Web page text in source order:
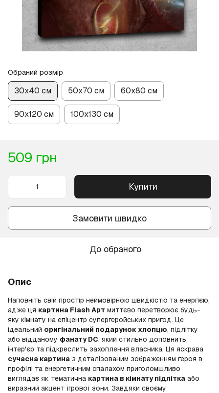
Обраний розмір
30х40 см 50х70 см 60х80 см
90х120 см 100х130 см
509 грн
Купити
Замовити швидко
До обраного
Опис
Наповніть свій простір неймовірною швидкістю та енергією,
адже ця картина Flash Арт миттєво перетворює будь-
яку кімнату на епіцентр супергеройських пригод. Це
ідеальний оригінальний подарунок хлопцю, підлітку
або відданому фанату DC, який стильно доповнить
інтер'єр та підкреслить захоплення власника. Ця яскрава
сучасна картина з деталізованим зображенням героя в
профілі та енергетичним спалахом приголомшливо
виглядає як тематична картина в кімнату підлітка або
виразний акцент ігрової зони. Завдяки своєму